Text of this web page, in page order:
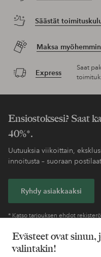
Evästeet ovat sinun,
valintakin!
Säästät
Maksa myöhemmin
Express
Saat
Ensiostoksesi? Saat
40%*.
Uutuuksia viikoittain,
innoitusta – suoraan
Ryhdy asiakkaaksi
* Katso tarjouksen ehdot
Tarvitsetko apua?